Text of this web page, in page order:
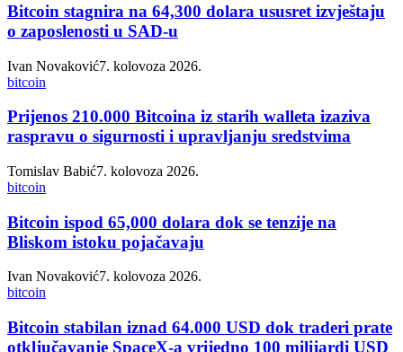
Bitcoin stagnira na 64,300 dolara ususret izvještaju
o zaposlenosti u SAD-u
Ivan Novaković7. kolovoza 2026.
bitcoin
Prijenos 210.000 Bitcoina iz starih walleta izaziva
raspravu o sigurnosti i upravljanju sredstvima
Tomislav Babić7. kolovoza 2026.
bitcoin
Bitcoin ispod 65,000 dolara dok se tenzije na
Bliskom istoku pojačavaju
Ivan Novaković7. kolovoza 2026.
bitcoin
Bitcoin stabilan iznad 64.000 USD dok traderi prate
otključavanje SpaceX-a vrijedno 100 milijardi USD